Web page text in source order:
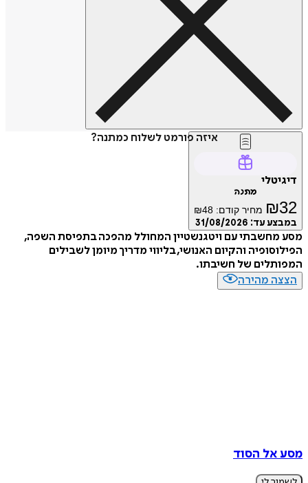
איזה פורמט לשלוח כמתנה?
דיגיטלי
מתנה
₪32 מחיר קודם: ₪48
במבצע עד: 31/08/2026
מסע מחשבתי עם ויטגנשטיין המחולל מהפכה בתפיסת השפה,
הפילוסופיה והקיום האנושי, בליווי מדריך מיומן לשבילים
המפותלים של חשיבתו.
הצצה מהירה
מסע אל הסוד